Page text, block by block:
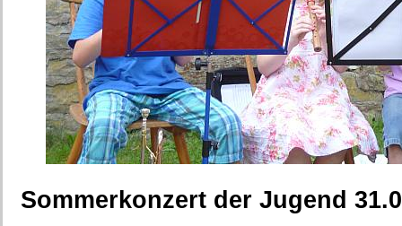
Sommerkonzert der Jugend